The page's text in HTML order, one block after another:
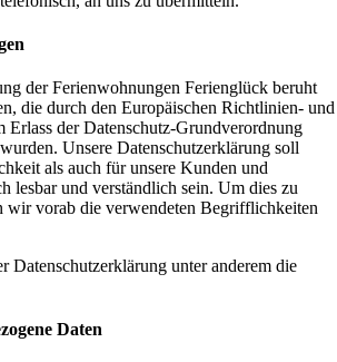
der Ferienwohnungen Ferienglück beruht
die durch den Europäischen Richtlinien- und
Erlass der Datenschutz-Grundverordnung
Unsere Datenschutzerklärung soll
als auch für unsere Kunden und
lesbar und verständlich sein. Um dies zu
wir vorab die verwendeten Begrifflichkeiten
Datenschutzerklärung unter anderem die
Daten